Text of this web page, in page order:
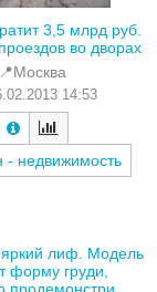
3,5 млрд руб.
во дворах
📍Москва
14:53
- недвижимость